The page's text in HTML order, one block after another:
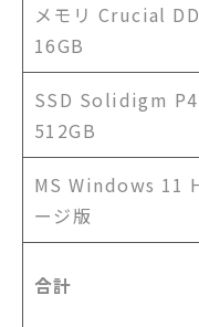
メモリ Crucial
16GB
SSD Solidigm
512GB
MS Windows 11
ージ版
合計